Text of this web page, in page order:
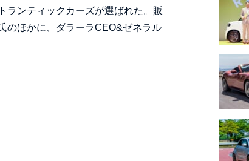
ランティックカーズが選ばれた。販
のほかに、ダラーラCEO&ゼネラル